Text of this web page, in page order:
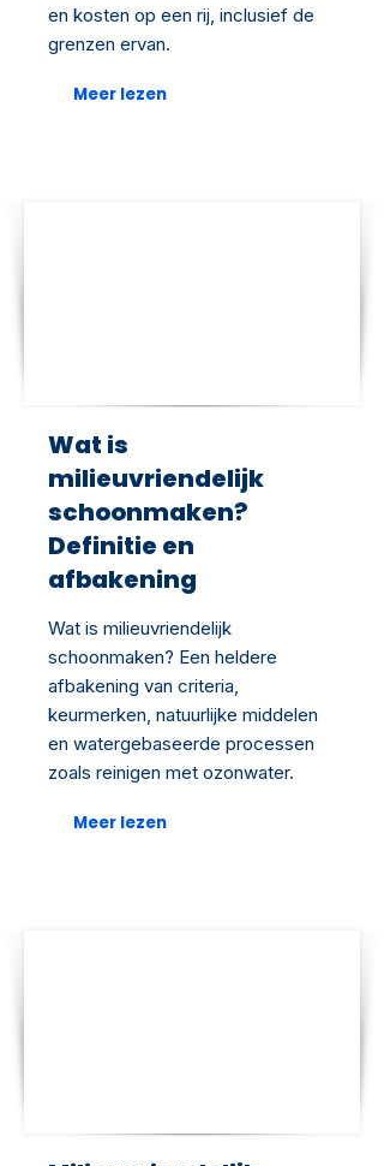
en kosten op een rij, inclusief de
grenzen ervan.
Meer lezen
Wat is
milieuvriendelijk
schoonmaken?
Definitie en
afbakening
Wat is milieuvriendelijk
schoonmaken? Een heldere
afbakening van criteria,
keurmerken, natuurlijke middelen
en watergebaseerde processen
zoals reinigen met ozonwater.
Meer lezen